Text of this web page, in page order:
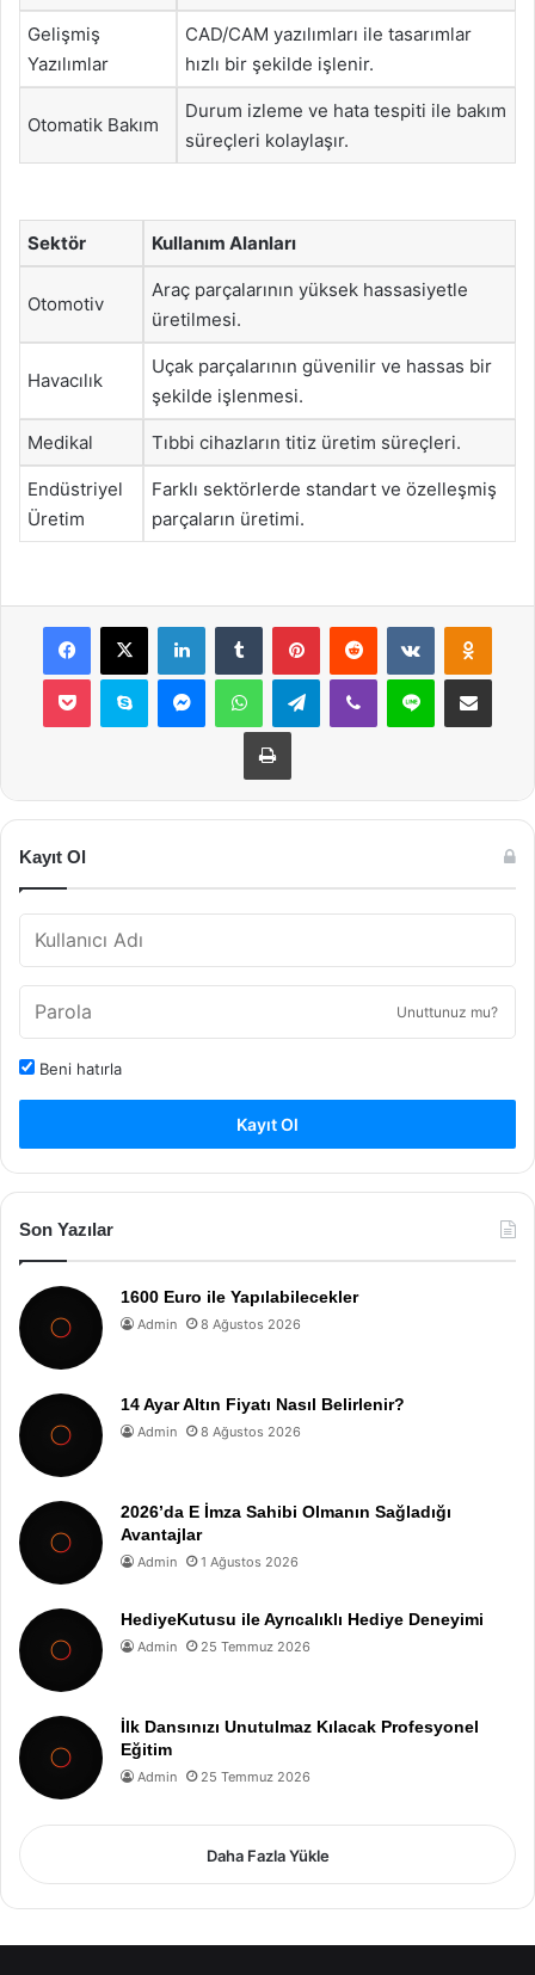
Gelişmiş
Yazılımlar
CAD/CAM yazılımları ile tasarımlar
hızlı bir şekilde işlenir.
Otomatik Bakım
Durum izleme ve hata tespiti ile bakım
süreçleri kolaylaşır.
Sektör Kullanım Alanları
Otomotiv
Araç parçalarının yüksek hassasiyetle
üretilmesi.
Havacılık
Uçak parçalarının güvenilir ve hassas bir
şekilde işlenmesi.
Medikal Tıbbi cihazların titiz üretim süreçleri.
Endüstriyel
Üretim
Farklı sektörlerde standart ve özelleşmiş
parçaların üretimi.
Facebook
X LinkedInTumblr PinterestReddit VKontakte
Pocket Skype MessengerWhatsAppTelegramViber Line E-Posta ile
Yazdır
Kayıt Ol
Unuttunuz mu?
Beni hatırla
Kayıt Ol
Son Yazılar
1600 Euro ile Yapılabilecekler
Admin 8 Ağustos 2026
14 Ayar Altın Fiyatı Nasıl Belirlenir?
Admin 8 Ağustos 2026
2026’da E İmza Sahibi Olmanın Sağladığı
Avantajlar
Admin 1 Ağustos 2026
HediyeKutusu ile Ayrıcalıklı Hediye Deneyimi
Admin 25 Temmuz 2026
İlk Dansınızı Unutulmaz Kılacak Profesyonel
Eğitim
Admin 25 Temmuz 2026
Daha Fazla Yükle